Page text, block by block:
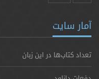
آمار سایت
تعداد کتاب‌ها در این زبان